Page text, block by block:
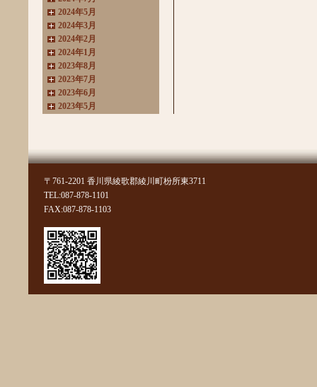
2024年5月
2024年3月
2024年2月
2024年1月
2023年8月
2023年7月
2023年6月
2023年5月
2022年10月
2022年7月
2022年6月
2022年4月
2022年3月
2022年2月
2022年1月
2021年11月
2021年10月
2021年9月
〒761-2201 香川県綾歌郡綾川町枌所東3711
TEL:087-878-1101
FAX:087-878-1103